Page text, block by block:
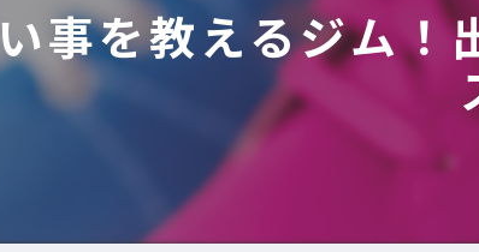
事を教えるジム